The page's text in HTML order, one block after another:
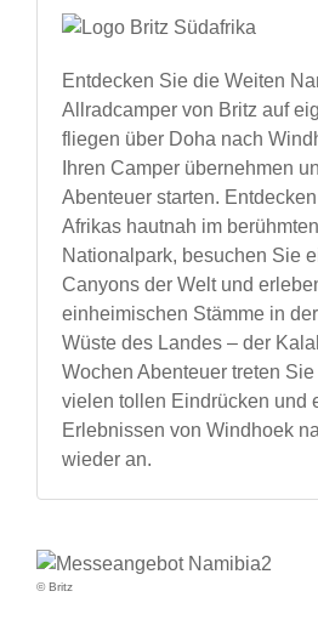
Entdecken Sie die Weiten
Allradcamper von Britz auf
fliegen über Doha nach
Ihren Camper übernehmen
Abenteuer starten.
Afrikas hautnah im
Nationalpark, besuchen Sie
Canyons der Welt und
einheimischen Stämme in
Wüste des Landes – der
Wochen Abenteuer treten
vielen tollen Eindrücken und
Erlebnissen von Windhoek
wieder an.
© Britz